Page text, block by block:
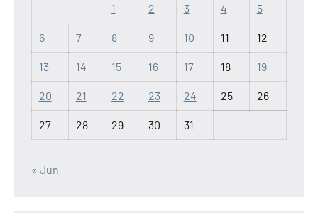
1 2 3 4 5
6 7 8 9 10 11 12
13 14 15 16 17 18 19
20 21 22 23 24 25 26
27 28 29 30 31
« Jun